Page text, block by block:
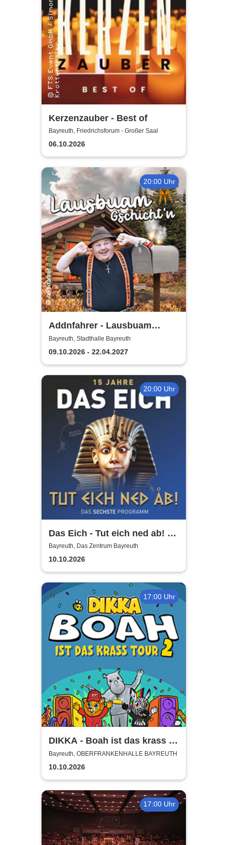
Kerzenzauber - Best of
Bayreuth, Friedrichsforum - Großer Saal
06.10.2026
20:00 Uhr
Addnfahrer - Lausbuam
Gschicht'n
Bayreuth, Stadthalle Bayreuth
09.10.2026 - 22.04.2027
20:00 Uhr
Das Eich - Tut eich ned ab! -
Stefan Eichner | Musik-
Kabarett, Komik und mehr
Bayreuth, Das Zentrum Bayreuth
10.10.2026
17:00 Uhr
DIKKA - Boah ist das krass -
Tour 2026
Bayreuth, OBERFRANKENHALLE BAYREUTH
10.10.2026
17:00 Uhr